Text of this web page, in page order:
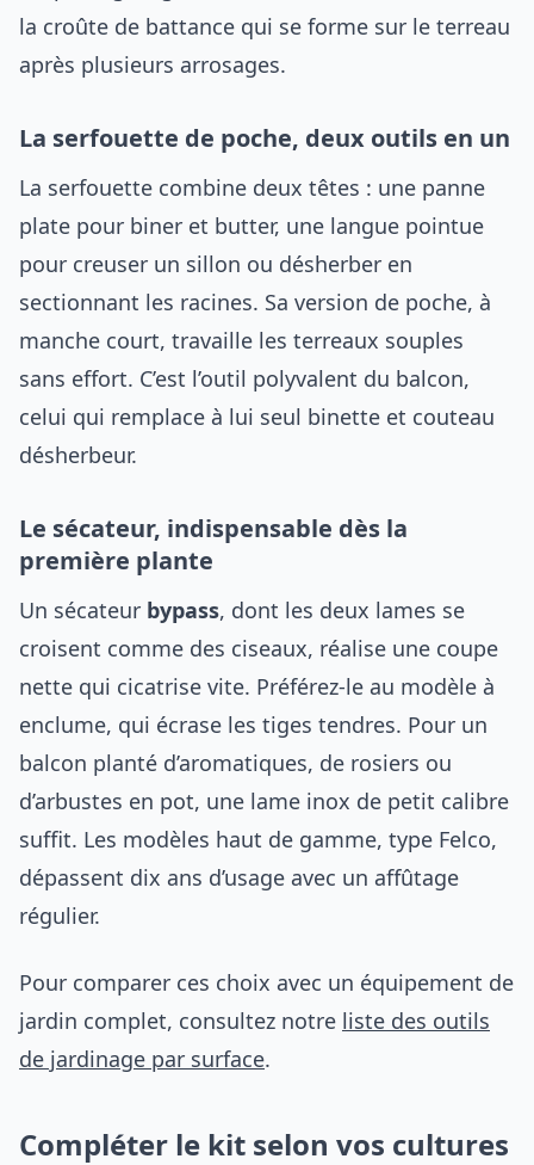
la croûte de battance qui se forme sur le terreau
après plusieurs arrosages.
La serfouette de poche, deux outils en un
La serfouette combine deux têtes : une panne
plate pour biner et butter, une langue pointue
pour creuser un sillon ou désherber en
sectionnant les racines. Sa version de poche, à
manche court, travaille les terreaux souples
sans effort. C’est l’outil polyvalent du balcon,
celui qui remplace à lui seul binette et couteau
désherbeur.
Le sécateur, indispensable dès la
première plante
Un sécateur bypass, dont les deux lames se
croisent comme des ciseaux, réalise une coupe
nette qui cicatrise vite. Préférez-le au modèle à
enclume, qui écrase les tiges tendres. Pour un
balcon planté d’aromatiques, de rosiers ou
d’arbustes en pot, une lame inox de petit calibre
suffit. Les modèles haut de gamme, type Felco,
dépassent dix ans d’usage avec un affûtage
régulier.
Pour comparer ces choix avec un équipement de
jardin complet, consultez notre liste des outils
de jardinage par surface.
Compléter le kit selon vos cultures